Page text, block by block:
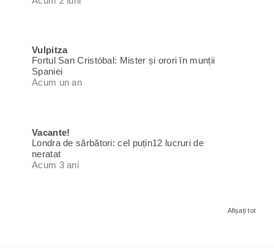
Vulpitza
Fortul San Cristóbal: Mister și orori în munții
Spaniei
Acum un an
Vacante!
Londra de sărbători: cel puțin12 lucruri de
neratat
Acum 3 ani
Afișați tot